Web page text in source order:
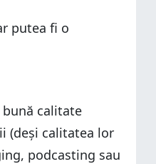
putea fi o
calitate
(deși calitatea lor
podcasting sau